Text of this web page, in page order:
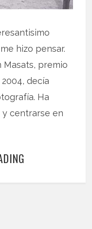
hizo pensar.
Masats, premio
decía
Ha
centrarse en